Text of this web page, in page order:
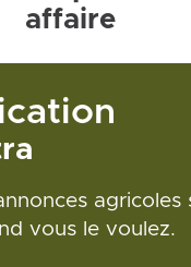
affaire
agricoles
vous le voulez.